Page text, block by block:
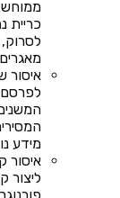
כריית
איסור
מידע
איסור
ליצור